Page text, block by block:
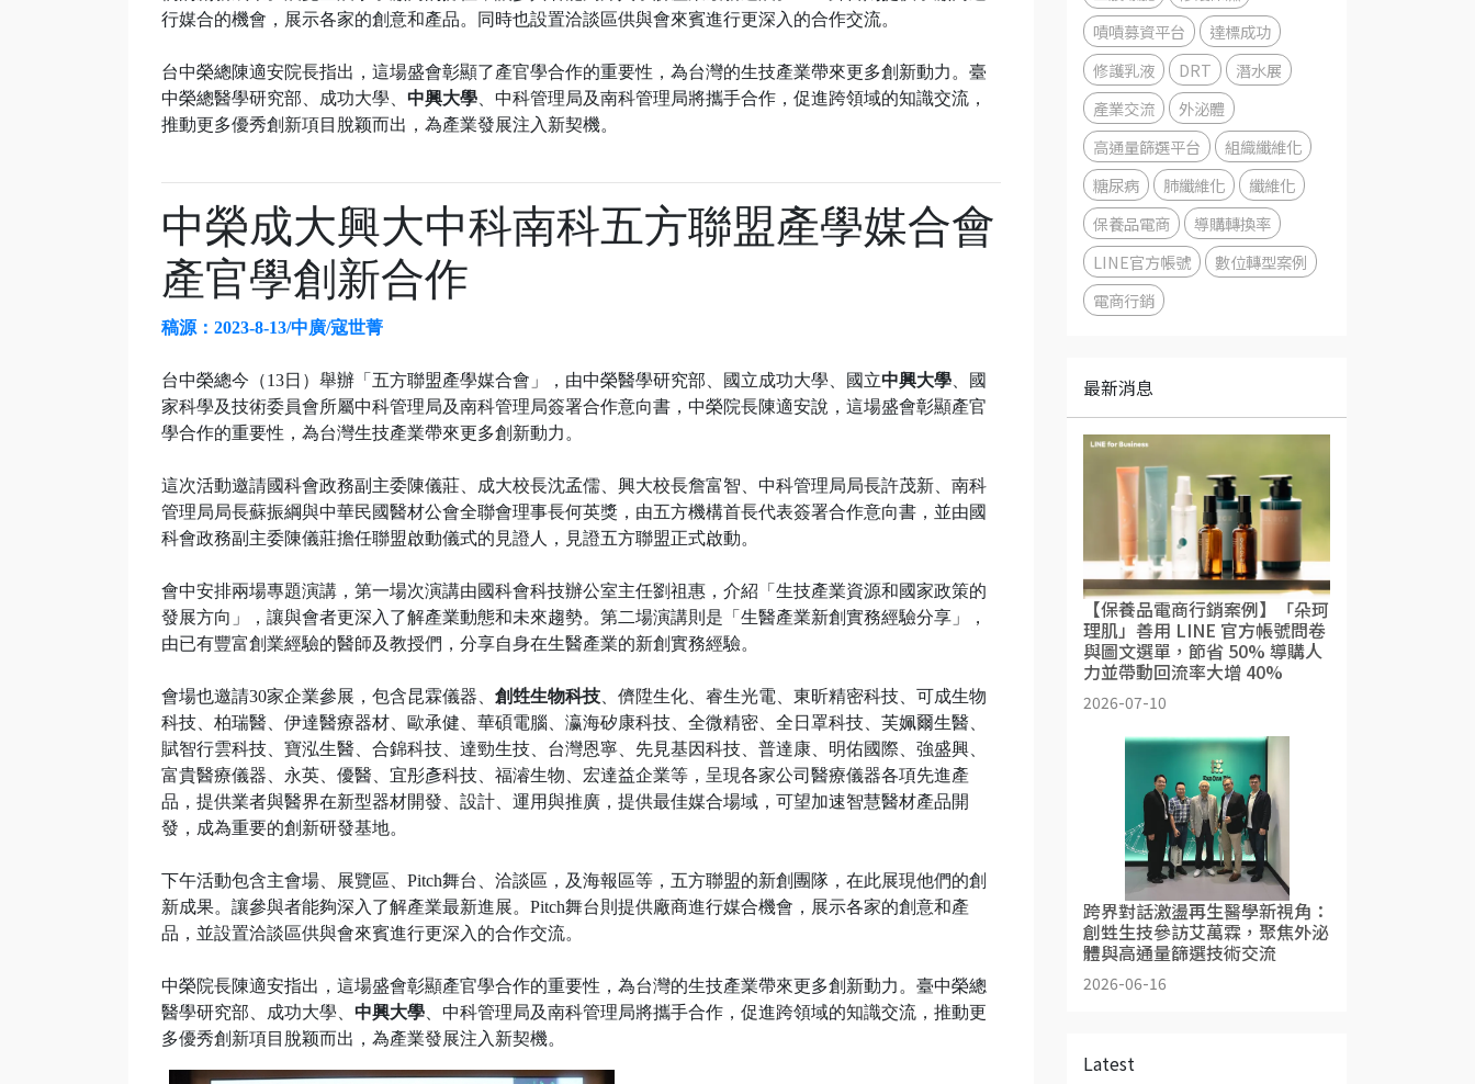
行媒合的機會，展示各家的創意和產品。同時也設置洽談區供與會來賓進行更深入的合作交流。
台中榮總陳適安院長指出，這場盛會彰顯了產官學合作的重要性，為台灣的生技產業帶來更多創新動力。臺
中榮總醫學研究部、成功大學、 中興大學 、中科管理局及南科管理局將攜手合作，促進跨領域的知識交流，
推動更多優秀創新項目脫颖而出，為產業發展注入新契機。
中榮成大興大中科南科五方聯盟產學媒合會
產官學創新合作
稿源：2023-8-13/中廣/寇世菁
台中榮總今（13日）舉辦「五方聯盟產學媒合會」，由中榮醫學研究部、國立成功大學、國立中興大學 、國
家科學及技術委員會所屬中科管理局及南科管理局簽署合作意向書，中榮院長陳適安說，這場盛會彰顯產官
學合作的重要性，為台灣生技產業帶來更多創新動力。
這次活動邀請國科會政務副主委陳儀莊、成大校長沈孟儒、興大校長詹富智、中科管理局局長許茂新、南科
管理局局長蘇振綱與中華民國醫材公會全聯會理事長何英獎，由五方機構首長代表簽署合作意向書，並由國
科會政務副主委陳儀莊擔任聯盟啟動儀式的見證人，見證五方聯盟正式啟動。
會中安排兩場專題演講，第一場次演講由國科會科技辦公室主任劉祖惠，介紹「生技產業資源和國家政策的
發展方向」，讓與會者更深入了解產業動態和未來趨勢。第二場演講則是「生醫產業新創實務經驗分享」，
由已有豐富創業經驗的醫師及教授們，分享自身在生醫產業的新創實務經驗。
會場也邀請30家企業參展，包含昆霖儀器、 創甡生物科技 、儕陞生化、睿生光電、東昕精密科技、可成生物
科技、柏瑞醫、伊達醫療器材、歐承健、華碩電腦、瀛海矽康科技、全微精密、全日罩科技、芙姵爾生醫、
賦智行雲科技、寶泓生醫、合錦科技、達勁生技、台灣恩寧、先見基因科技、普達康、明佑國際、強盛興、
富貴醫療儀器、永英、優醫、宜彤彥科技、福濬生物、宏達益企業等，呈現各家公司醫療儀器各項先進產
品，提供業者與醫界在新型器材開發、設計、運用與推廣，提供最佳媒合場域，可望加速智慧醫材產品開
發，成為重要的創新研發基地。
下午活動包含主會場、展覽區、Pitch舞台、洽談區，及海報區等，五方聯盟的新創團隊，在此展現他們的創
新成果。讓參與者能夠深入了解產業最新進展。Pitch舞台則提供廠商進行媒合機會，展示各家的創意和產
品，並設置洽談區供與會來賓進行更深入的合作交流。
中榮院長陳適安指出，這場盛會彰顯產官學合作的重要性，為台灣的生技產業帶來更多創新動力。臺中榮總
醫學研究部、成功大學、 中興大學 、中科管理局及南科管理局將攜手合作，促進跨領域的知識交流，推動更
多優秀創新項目脫颖而出，為產業發展注入新契機。
嘖嘖募資平台
達標成功
修護乳液
DRT
潛水展
產業交流
外泌體
高通量篩選平台
組織纖維化
糖尿病
肺纖維化
纖維化
保養品電商
導購轉換率
LINE官方帳號
數位轉型案例
電商行銷
最新消息
【保養品電商行銷案例】「朵珂
理肌」善用 LINE 官方帳號問卷
與圖文選單，節省 50% 導購人
力並帶動回流率大增 40%
2026-07-10
跨界對話激盪再生醫學新視角：
創甡生技參訪艾萬霖，聚焦外泌
體與高通量篩選技術交流
2026-06-16
Latest